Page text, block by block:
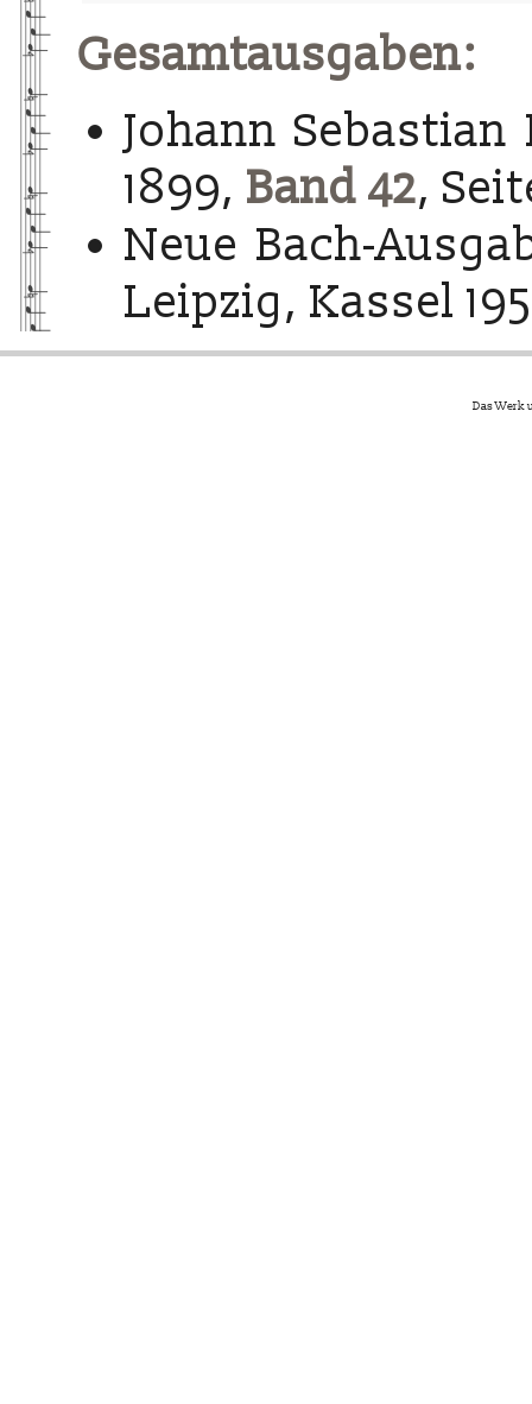
Gesamtausgaben:
Johann Sebastian
1899, Band 42,
Neue Bach-
Leipzig, Kassel
Das Werk